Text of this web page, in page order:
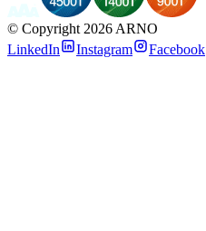
© Copyright 2026 ARNO
LinkedIn
Instagram Facebook